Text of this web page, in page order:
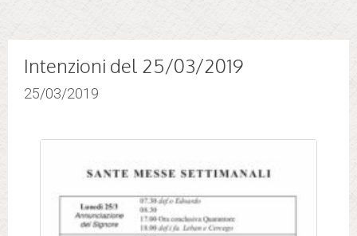
Intenzioni del 25/03/2019
25/03/2019